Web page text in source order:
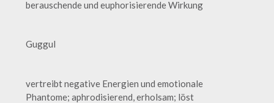
berauschende und euphorisierende Wirkung
Guggul
vertreibt negative Energien und emotionale
Phantome; aphrodisierend, erholsam; löst